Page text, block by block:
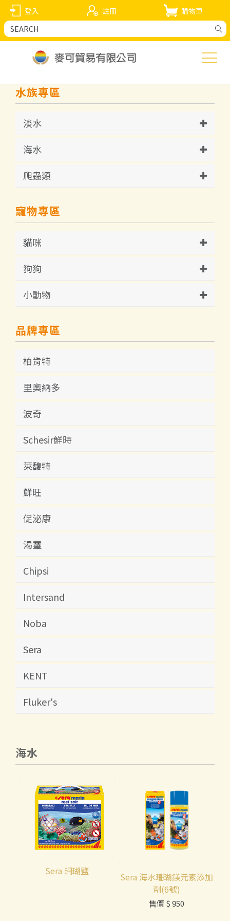
登入 註冊 購物車
水族專區
淡水
海水
爬蟲類
寵物專區
貓咪
狗狗
小動物
品牌專區
柏肯特
里奧納多
波奇
Schesir鮮時
萊馥特
鮮旺
促泌康
渴璽
Chipsi
Intersand
Noba
Sera
KENT
Fluker's
海水
Sera 珊瑚鹽
Sera 海水珊瑚鎂元素添加
劑(6號)
售價 $ 950